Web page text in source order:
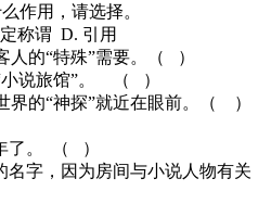
作用，请选择。
称谓 D. 引用
人的“特殊”需要。（ ）
小说旅馆”。 （ ）
界的“神探”就近在眼前。（ ）
了。 （ ）
名字，因为房间与小说人物有关